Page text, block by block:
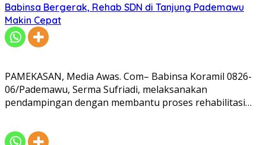
Babinsa Bergerak, Rehab SDN di Tanjung Pademawu
Makin Cepat
PAMEKASAN, Media Awas. Com– Babinsa Koramil 0826-
06/Pademawu, Serma Sufriadi, melaksanakan
pendampingan dengan membantu proses rehabilitasi…